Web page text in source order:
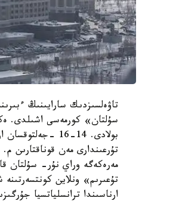
تاۋەلسىزدىك سارايىنىڭ
بولادى. 14-16 -
تۇرعىندارى مەن قوناقتارىن
مەرەكەگە وراي نۇر- سۇلتان
ارناسىندا ترانسلياتسيا